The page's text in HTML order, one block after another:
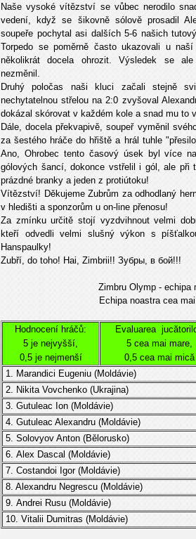
Naše vysoké vítězství se vůbec nerodilo
vedení, když se šikovně sólově prosadil
soupeře pochytal asi dalších 5-6 našich
Torpedo se poměrně často ukazovali u
několikrát docela ohrozit. Výsledek se
nezměnil.
Druhý poločas naši kluci začali stejně
nechytatelnou střelou na 2:0 zvyšoval
dokázal skórovat v každém kole a snad mu to
Dále, docela překvapivě, soupeř vyměnil
za šestého hráče do hřiště a hrál tuhle
Ano, Ohrobec tento časový úsek byl více
gólových šancí, dokonce vstřelil i gól, ale při
prázdné branky a jeden z protiútoku!
Vítězství! Děkujeme Zubrům za odhodlaný
v hledišti a sponzorům u on-line přenosu!
Za zmínku určitě stojí vyzdvihnout velmi
kteří odvedli velmi slušný výkon s
Hanspaulky!
Zubří, do toho! Hai, Zimbrii!! Зубры, в бой!!!
Zimbru Olymp - echipa
Echipa noastra cea
Hodnocení hráčů:
5 je nejvyšší,
0,5 je nejmenší
Evaluarea
5 cea mai mare,
0,5 cea mai mică
1. Marandici Eugeniu (Moldávie)
2. Nikita Vovchenko (Ukrajina)
3. Gutuleac Ion (Moldávie)
4. Gutuleac Alexandru (Moldávie)
5. Solovyov Anton (Bělorusko)
6. Alex Dascal (Moldávie)
7. Costandoi Igor (Moldávie)
8. Alexandru Negrescu (Moldávie)
9. Andrei Rusu (Moldávie)
10. Vitalii Dumitras (Moldávie)